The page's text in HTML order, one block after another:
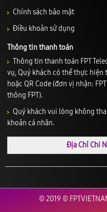
Chính sách bảo mật
Điều khoản sử dụng
Thông tin thanh toán
Thông tin thanh toán FPT
vụ, Quý khách có thể thực hiện
hoặc QR Code (đơn vị nhận:
thông FPT).
Quý khách vui lòng không
khoản cá nhân.
Địa Chỉ Chi
© 2019 ©